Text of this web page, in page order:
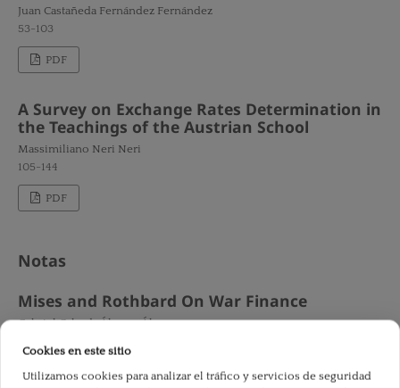
Juan Castañeda Fernández Fernández
53-103
PDF
A Survey on Exchange Rates Determination in
the Teachings of the Austrian School
Massimiliano Neri Neri
105-144
PDF
Notas
Mises and Rothbard On War Finance
Gabriel Calzada Álvarez Álvarez
PDF
Cookies en este sitio
Utilizamos cookies para analizar el tráfico y servicios de seguridad